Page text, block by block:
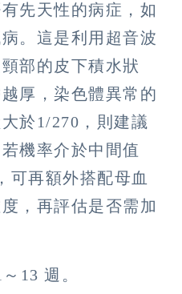
先天性的病症，如
。這是利用超音波
部的皮下積水狀
厚，染色體異常的
於1/270，則建議
機率介於中間值
可再額外搭配母血
，再評估是否需加
13 週。